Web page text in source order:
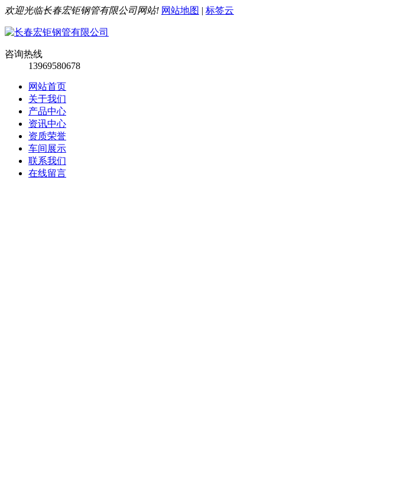
欢迎光临长春宏钜钢管有限公司网站! 网站地图 | 标签云
咨询热线
13969580678
网站首页
关于我们
产品中心
资讯中心
资质荣誉
车间展示
联系我们
在线留言